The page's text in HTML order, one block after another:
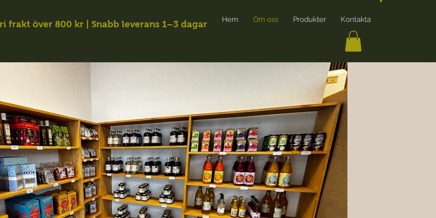
frakt över 800 kr | Snabb leverans 1–3 dagar Hem Om oss Produkter Kontakta